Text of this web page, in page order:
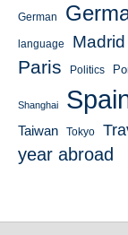
German
language Madrid
Paris Politics
Shanghai
Taiwan Tokyo
year abroad